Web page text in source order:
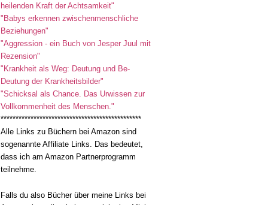
heilenden Kraft der Achtsamkeit"
"Babys erkennen zwischenmenschliche
Beziehungen"
"Aggression - ein Buch von Jesper Juul mit
Rezension"
"Krankheit als Weg: Deutung und Be-
Deutung der Krankheitsbilder"
"Schicksal als Chance. Das Urwissen zur
Vollkommenheit des Menschen."
***********************************************
Alle Links zu Büchern bei Amazon sind
sogenannte Affiliate Links. Das bedeutet,
dass ich am Amazon Partnerprogramm
teilnehme.
Falls du also Bücher über meine Links bei